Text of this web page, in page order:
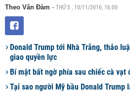
Theo Vân Đàm - THỨ 5 , 10/11/2016, 16:00
Donald Trump tới Nhà Trắng, thảo
giao quyền lực
Bí mật bất ngờ phía sau chiếc cà vạt
Tại sao người Mỹ bầu Donald Trump